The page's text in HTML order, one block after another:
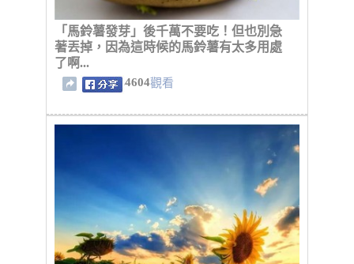
「馬鈴薯發芽」後千萬不要吃！但也別急
著丟掉，因為這時候的馬鈴薯有太多用處
了啊...
4604觀看